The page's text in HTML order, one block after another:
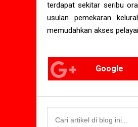
terdapat sekitar seribu
usulan pemekaran
memudahkan akses
Google